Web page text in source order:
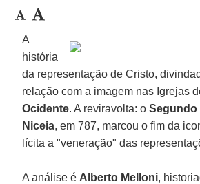
A
história
da representação de Cristo,
relação com a imagem nas Igrejas
Ocidente. A reviravolta: oSegundo
Niceia, em 787, marcou o fim da
lícita a "veneração" das
A análise é Alberto Melloni,